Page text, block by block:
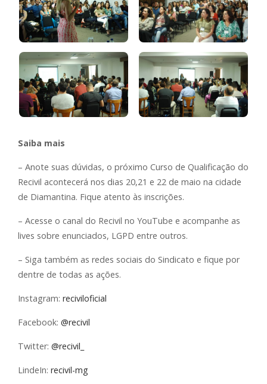
Saiba mais
– Anote suas dúvidas, o próximo Curso de Qualificação do
Recivil acontecerá nos dias 20,21 e 22 de maio na cidade
de Diamantina. Fique atento às inscrições.
– Acesse o canal do Recivil no YouTube e acompanhe as
lives sobre enunciados, LGPD entre outros.
– Siga também as redes sociais do Sindicato e fique por
dentre de todas as ações.
Instagram: reciviloficial
Facebook: @recivil
Twitter: @recivil_
LindeIn: recivil-mg